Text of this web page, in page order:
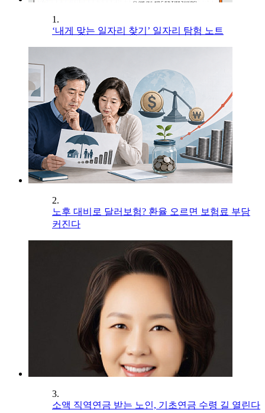
1.
‘내게 맞는 일자리 찾기’ 일자리 탐험 노트
2.
노후 대비로 달러보험? 환율 오르면 보험료 부담
커진다
3.
소액 직역연금 받는 노인, 기초연금 수령 길 열린다